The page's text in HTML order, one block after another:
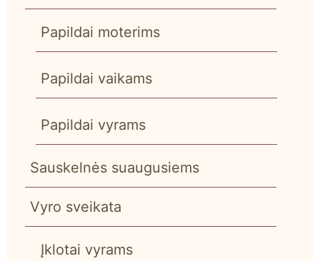
Papildai moterims
Papildai vaikams
Papildai vyrams
Sauskelnės suaugusiems
Vyro sveikata
Įklotai vyrams